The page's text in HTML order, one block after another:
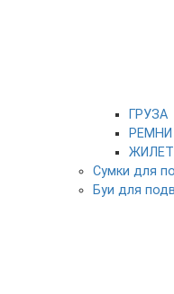
ГРУЗА
РЕМНИ
Сумки для
Буи для